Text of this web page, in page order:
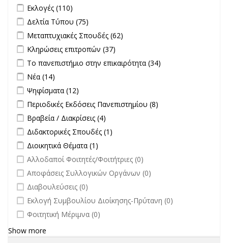
Apply Εκλογές filter
Εκλογές (110)
Apply Δελτία Τύπου filter
Δελτία Τύπου (75)
Apply Μεταπτυχιακές Σπουδές filter
Μεταπτυχιακές Σπουδές (62)
Apply Κληρώσεις επιτροπών filter
Κληρώσεις επιτροπών (37)
Apply Το πανεπιστήμιο στην επικαιρότητα filter
Το πανεπιστήμιο στην επικαιρότητα (34)
Apply Νέα filter
Νέα (14)
Apply Ψηφίσματα filter
Ψηφίσματα (12)
Apply Περιοδικές Εκδόσεις Πανεπιστημίου filter
Περιοδικές Εκδόσεις Πανεπιστημίου (8)
Apply Βραβεία / Διακρίσεις filter
Βραβεία / Διακρίσεις (4)
Apply Διδακτορικές Σπουδές filter
Διδακτορικές Σπουδές (1)
Apply Διοικητικά Θέματα filter
Διοικητικά Θέματα (1)
undefined
Αλλοδαποί Φοιτητές/Φοιτήτριες (0)
undefined
Αποφάσεις Συλλογικών Οργάνων (0)
undefined
Διαβουλεύσεις (0)
undefined
Εκλογή Συμβουλίου Διοίκησης-Πρύτανη (0)
undefined
Φοιτητική Μέριμνα (0)
Show more